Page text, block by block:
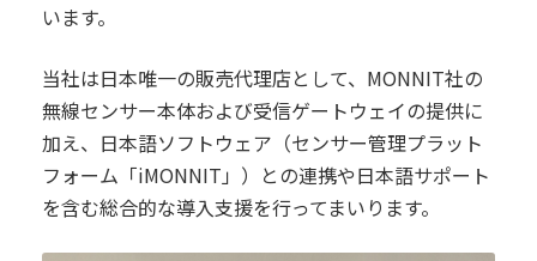
います。
当社は日本唯一の販売代理店として、MONNIT社の
無線センサー本体および受信ゲートウェイの提供に
加え、日本語ソフトウェア（センサー管理プラット
フォーム「iMONNIT」）との連携や日本語サポート
を含む総合的な導入支援を行ってまいります。